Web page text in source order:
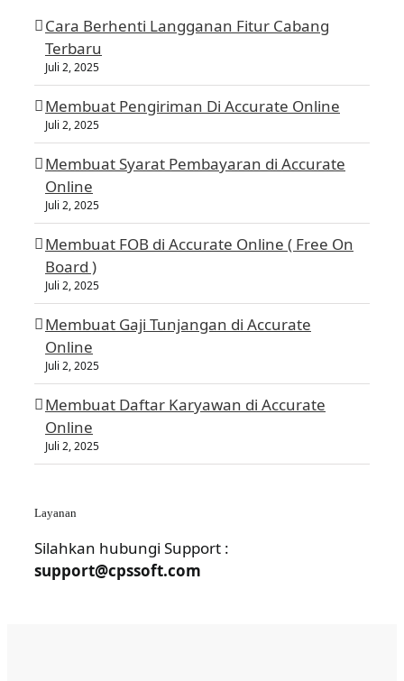
Cara Berhenti Langganan Fitur Cabang
Terbaru
Juli 2, 2025
Membuat Pengiriman Di Accurate Online
Juli 2, 2025
Membuat Syarat Pembayaran di Accurate
Online
Juli 2, 2025
Membuat FOB di Accurate Online ( Free On
Board )
Juli 2, 2025
Membuat Gaji Tunjangan di Accurate
Online
Juli 2, 2025
Membuat Daftar Karyawan di Accurate
Online
Juli 2, 2025
Layanan
Silahkan hubungi Support :
support@cpssoft.com